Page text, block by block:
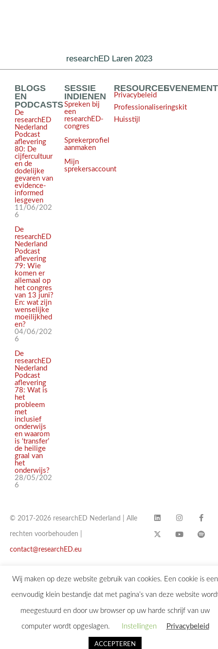
researchED Laren 2023
BLOGS
EN
PODCASTS
De
researchED
Nederland
Podcast
aflevering
80: De
cijfercultuur
en de
dodelijke
gevaren van
evidence-
informed
lesgeven
11/06/202
6
De
researchED
Nederland
Podcast
aflevering
79: Wie
komen er
allemaal op
het congres
van 13 juni?
En: wat zijn
wenselijke
moeilijkhed
en?
04/06/202
6
De
researchED
Nederland
Podcast
aflevering
78: Wat is
het
probleem
met
inclusief
onderwijs
en waarom
is ‘transfer’
de heilige
graal van
het
onderwijs?
28/05/202
6
SESSIE
INDIENEN
Spreken bij
een
researchED-
congres
Sprekerprofiel
aanmaken
Mijn
sprekersaccount
RESOURCES
Privacybeleid
Professionaliseringskit
Huisstijl
© 2017-2026 researchED Nederland | Alle
rechten voorbehouden |
contact@researchED.eu
Wij maken op deze website gebruik van cookies. Een cookie is een
eenvoudig klein bestandje dat met pagina’s van deze website
meegestuurd en door uw browser op uw harde schrijf van uw
computer wordt opgeslagen. Instellingen Privacybeleid
ACCEPTEREN